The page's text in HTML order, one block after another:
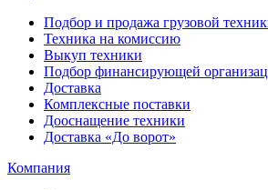
Подбор и продажа грузовой
Техника на комиссию
Выкуп техники
Подбор финансирующей
Доставка
Комплексные поставки
Дооснащение техники
Доставка «До ворот»
Компания